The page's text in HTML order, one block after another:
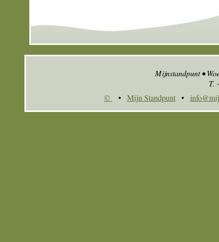
Mijnstandpunt •
T.
©
• Mijn Standpunt •